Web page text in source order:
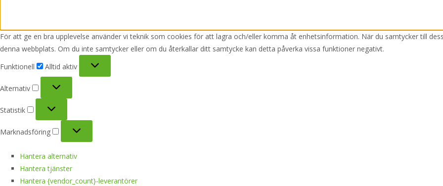
För att ge en bra upplevelse använder vi teknik som cookies för att lagra och/eller komma åt enhetsinformation. När du samtycker till
denna webbplats. Om du inte samtycker eller om du återkallar ditt samtycke kan detta påverka vissa funktioner negativt.
Funktionell
Alltid aktiv
Alternativ
Alternativ
Statistik
Statistik
Marknadsföring
Marknadsföring
Hantera alternativ
Hantera tjänster
Hantera {vendor_count}-leverantörer